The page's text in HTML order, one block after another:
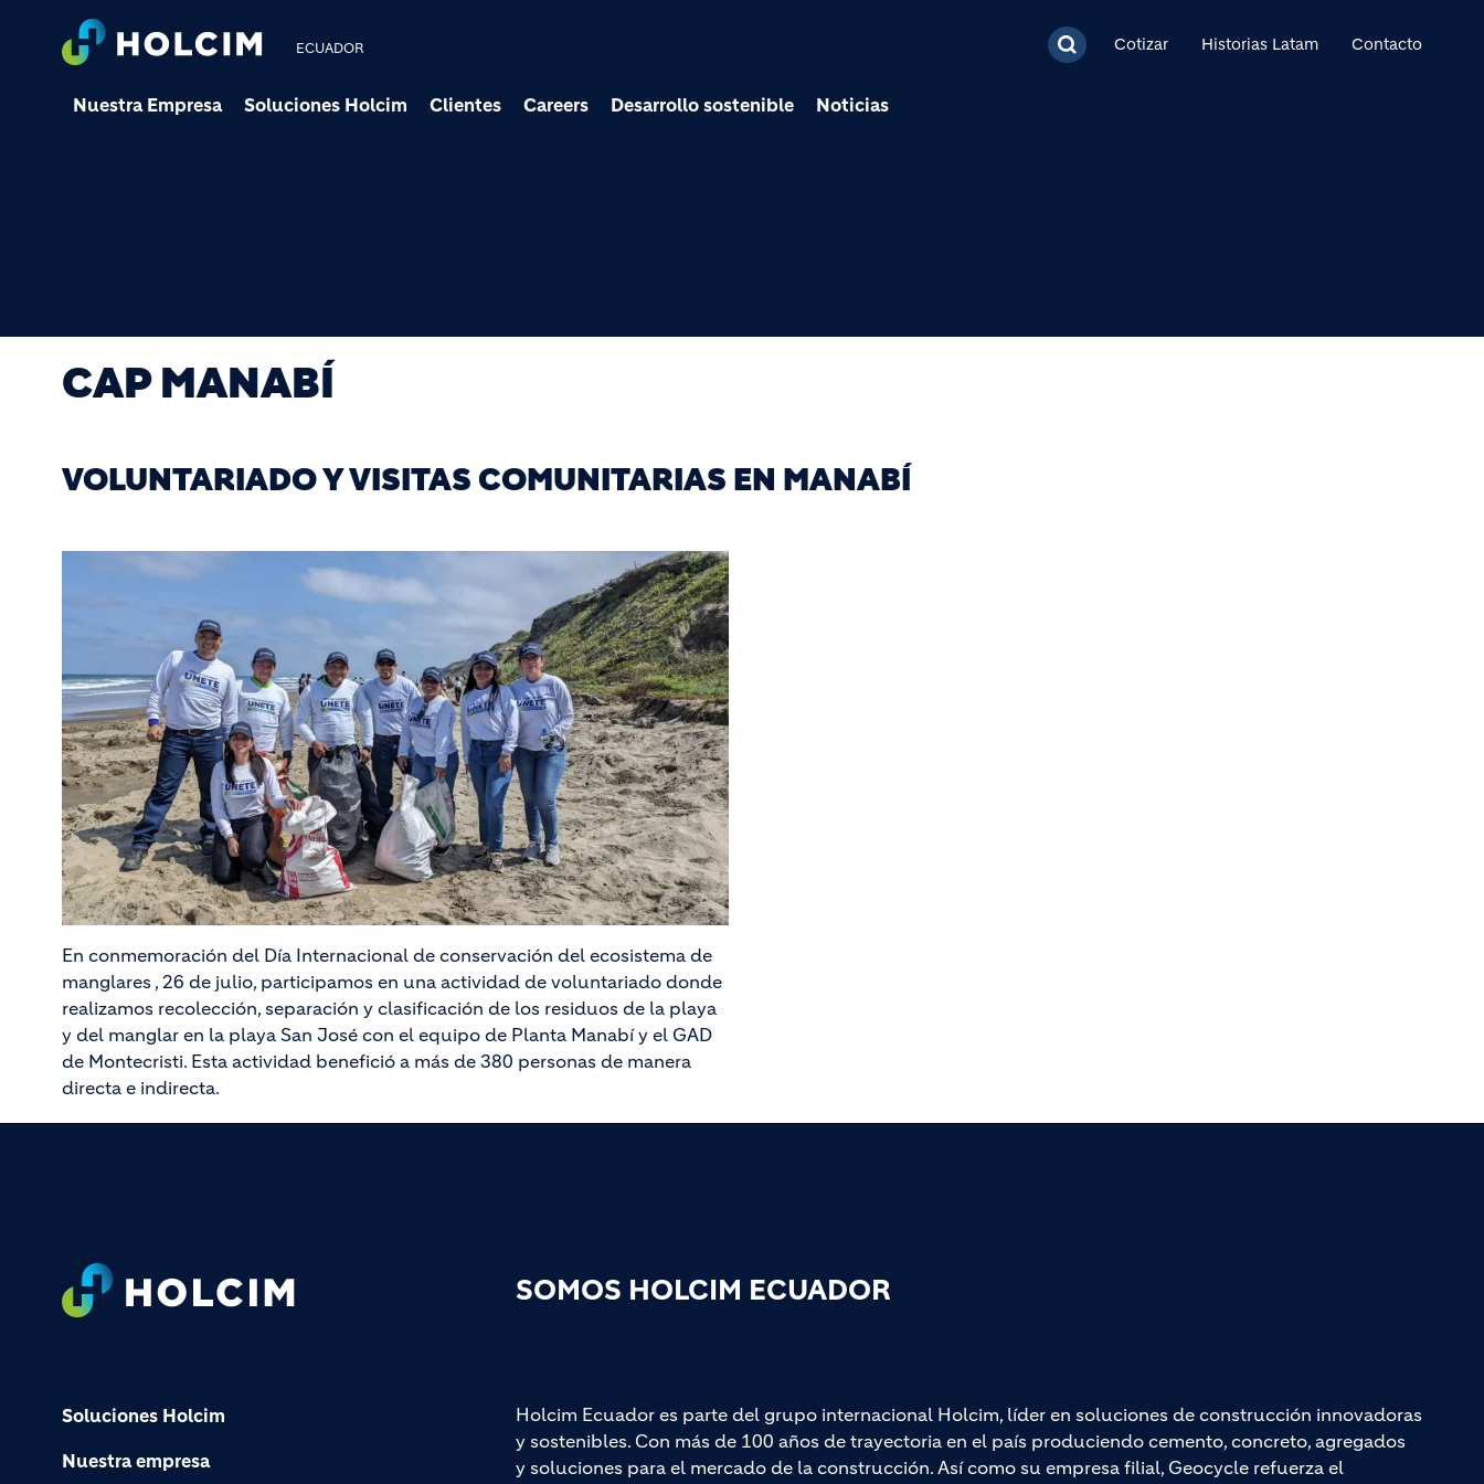
ECUADOR Cotizar Historias Latam Contacto
Nuestra Empresa Soluciones Holcim Clientes Careers Desarrollo sostenible Noticias
CAP MANABÍ
VOLUNTARIADO Y VISITAS COMUNITARIAS EN MANABÍ
En conmemoración del Día Internacional de conservación del ecosistema de
manglares , 26 de julio, participamos en una actividad de voluntariado donde
realizamos recolección, separación y clasificación de los residuos de la playa
y del manglar en la playa San José con el equipo de Planta Manabí y el GAD
de Montecristi. Esta actividad benefició a más de 380 personas de manera
directa e indirecta.
SOMOS HOLCIM ECUADOR
Soluciones Holcim
Nuestra empresa
Holcim Ecuador es parte del grupo internacional Holcim, líder en soluciones de construcción innovadoras
y sostenibles. Con más de 100 años de trayectoria en el país produciendo cemento, concreto, agregados
y soluciones para el mercado de la construcción. Así como su empresa filial, Geocycle refuerza el